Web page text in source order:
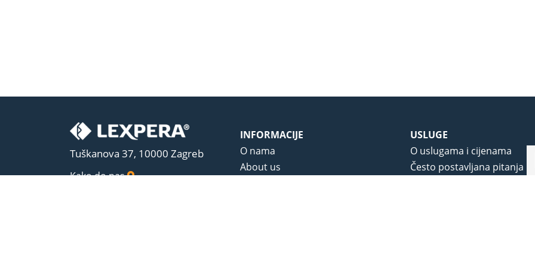
Tuškanova 37, 10000 Zagreb
Kako do nas
INFORMACIJE
O nama
About us
USLUGE
O uslugama i cijenama
Često postavljana pitanja